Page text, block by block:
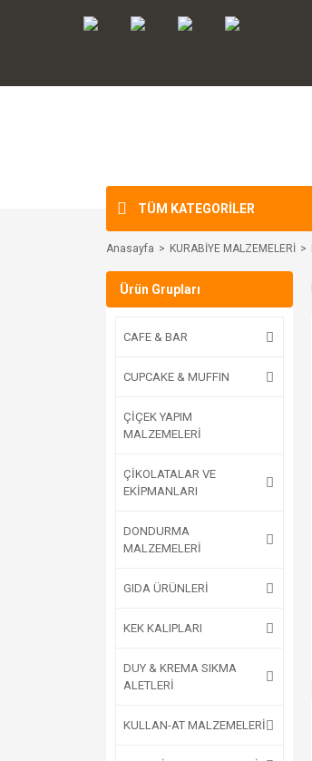
TÜM KATEGORİLER
Anasayfa KURABİYE MALZEMELERİ
Ürün Grupları
CAFE & BAR
CUPCAKE & MUFFIN
ÇİÇEK YAPIM
MALZEMELERİ
ÇİKOLATALAR VE
EKİPMANLARI
DONDURMA
MALZEMELERİ
GIDA ÜRÜNLERİ
KEK KALIPLARI
DUY & KREMA SIKMA
ALETLERİ
KULLAN-AT MALZEMELERİ